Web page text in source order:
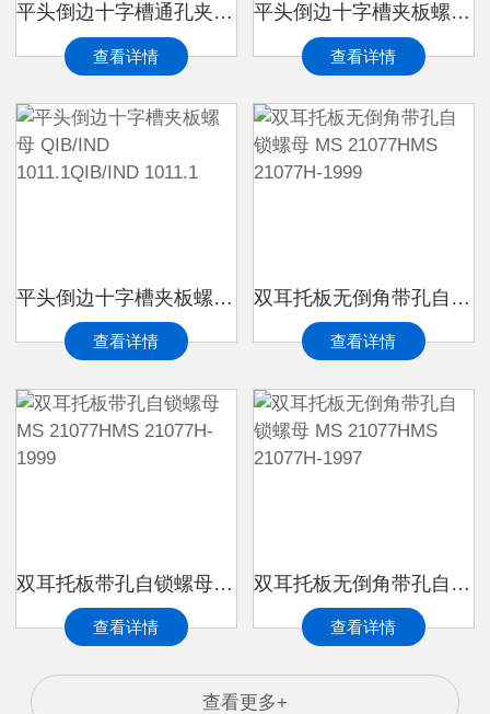
平头倒边十字槽通孔夹板螺母 QIB/IND 1012QIB/IND 1012
查看详情
平头倒边十字槽夹板螺母 QIB/IND 1011.2QIB/IND 1011.2
查看详情
平头倒边十字槽夹板螺母 QIB/IND 1011.1QIB/IND 1011.1
查看详情
双耳托板无倒角带孔自锁螺母 MS 21077HMS 21077H-1999
查看详情
双耳托板带孔自锁螺母 MS 21077HMS 21077H-1999
查看详情
双耳托板无倒角带孔自锁螺母 MS 21077HMS 21077H-1997
查看详情
查看更多+